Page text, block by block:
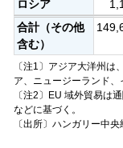
ロシア
合計（その他
含む）
〔注1〕アジア大洋州は
ア、ニュージーランド、
〔注2〕EU 域外貿易は
などに基づく。
〔出所〕ハンガリー中